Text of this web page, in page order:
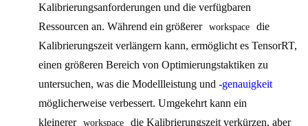
Kalibrierungsanforderungen und die verfügbaren
Ressourcen an. Während ein größerer workspace
die
Kalibrierungszeit verlängern kann, ermöglicht es TensorRT,
einen größeren Bereich von Optimierungstaktiken zu
untersuchen, was die Modellleistung und -genauigkeit
möglicherweise verbessert. Umgekehrt kann ein
kleinerer workspace
die Kalibrierungszeit verkürzen, aber